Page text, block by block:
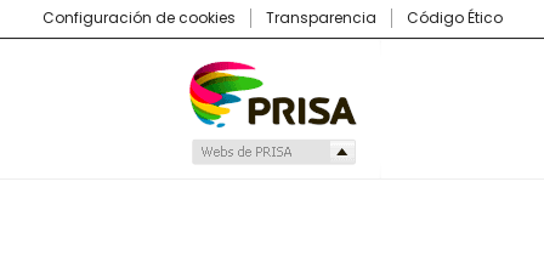
Configuración de cookies
Transparencia Código Ético